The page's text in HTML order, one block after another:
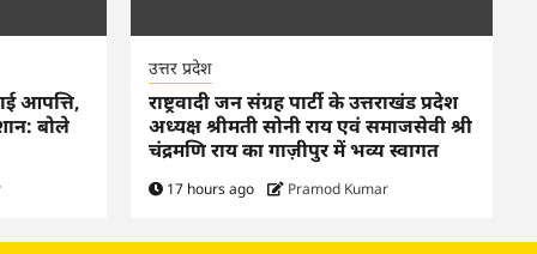
आपत्ति,
बोले
उत्तर प्रदेश
राष्ट्रवादी जन संग्रह पार्टी के उत्तराखंड प्रदेश
अध्यक्ष श्रीमती सोनी राय एवं समाजसेवी श्री
चंद्रमणि राय का गाज़ीपुर में भव्य स्वागत
17 hours ago Pramod Kumar